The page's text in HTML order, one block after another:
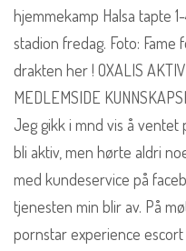
hjemmekamp Halsa tapte
stadion fredag. Foto:
drakten her ! OXALIS
MEDLEMSIDE
Jeg gikk i mnd vis å
bli aktiv, men hørte aldri
med kundeservice på
tjenesten min blir av. På
pornstar experience